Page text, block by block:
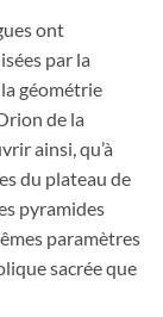
ont
par la
géométrie
de la
ainsi, qu’à
du plateau de
pyramides
paramètres
sacrée que